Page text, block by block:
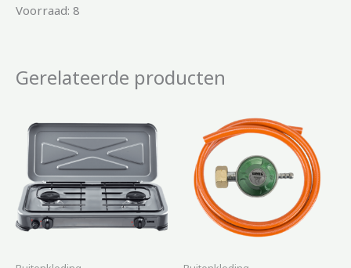
Voorraad: 8
Gerelateerde producten